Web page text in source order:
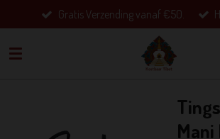
direct
naar
Gratis Verzending vanaf €50.
Mani